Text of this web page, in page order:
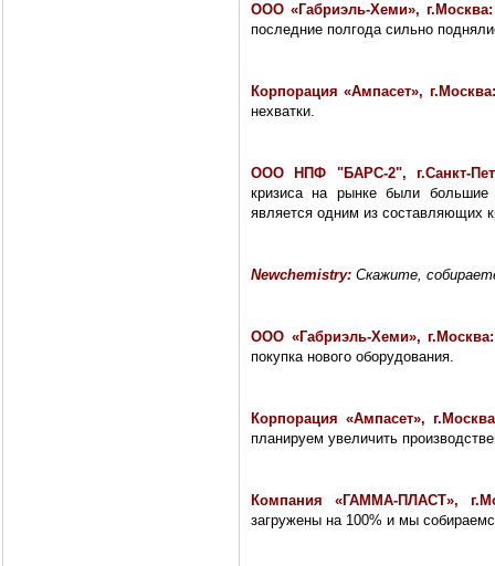
ООО «Габриэль-Хеми»,
последние полгода сильно
Корпорация «Ампасет»,
нехватки.
ООО НПФ "БАРС-2", г.Санкт-
кризиса на рынке были большие
является одним из составляющих
Newchemistry: Скажите,
ООО «Габриэль-Хеми»,
покупка нового оборудования.
Корпорация «Ампасет»,
планируем увеличить
Компания «ГАММА-ПЛАСТ»,
загружены на 100% и мы